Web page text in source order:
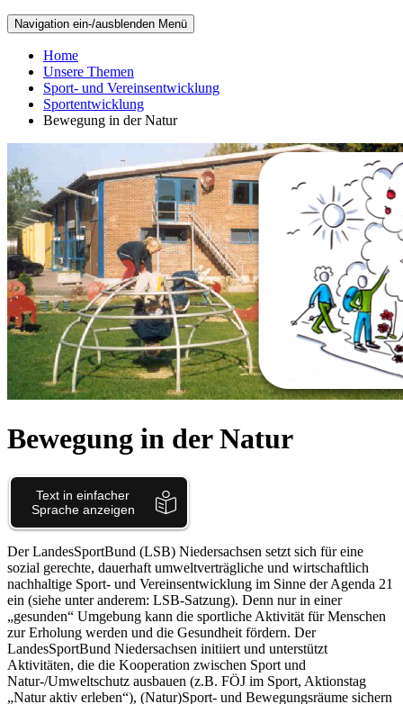
Navigation ein-/ausblenden Menü
Home
Unsere Themen
Sport- und Vereinsentwicklung
Sportentwicklung
Bewegung in der Natur
Bewegung in der Natur
Der LandesSportBund (LSB) Niedersachsen setzt sich für eine
sozial gerechte, dauerhaft umweltverträgliche und wirtschaftlich
nachhaltige Sport- und Vereinsentwicklung im Sinne der Agenda 21
ein (siehe unter anderem: LSB-Satzung). Denn nur in einer
„gesunden“ Umgebung kann die sportliche Aktivität für Menschen
zur Erholung werden und die Gesundheit fördern. Der
LandesSportBund Niedersachsen initiiert und unterstützt
Aktivitäten, die die Kooperation zwischen Sport und
Natur-/Umweltschutz ausbauen (z.B. FÖJ im Sport, Aktionstag
„Natur aktiv erleben“), (Natur)Sport- und Bewegungsräume sichern